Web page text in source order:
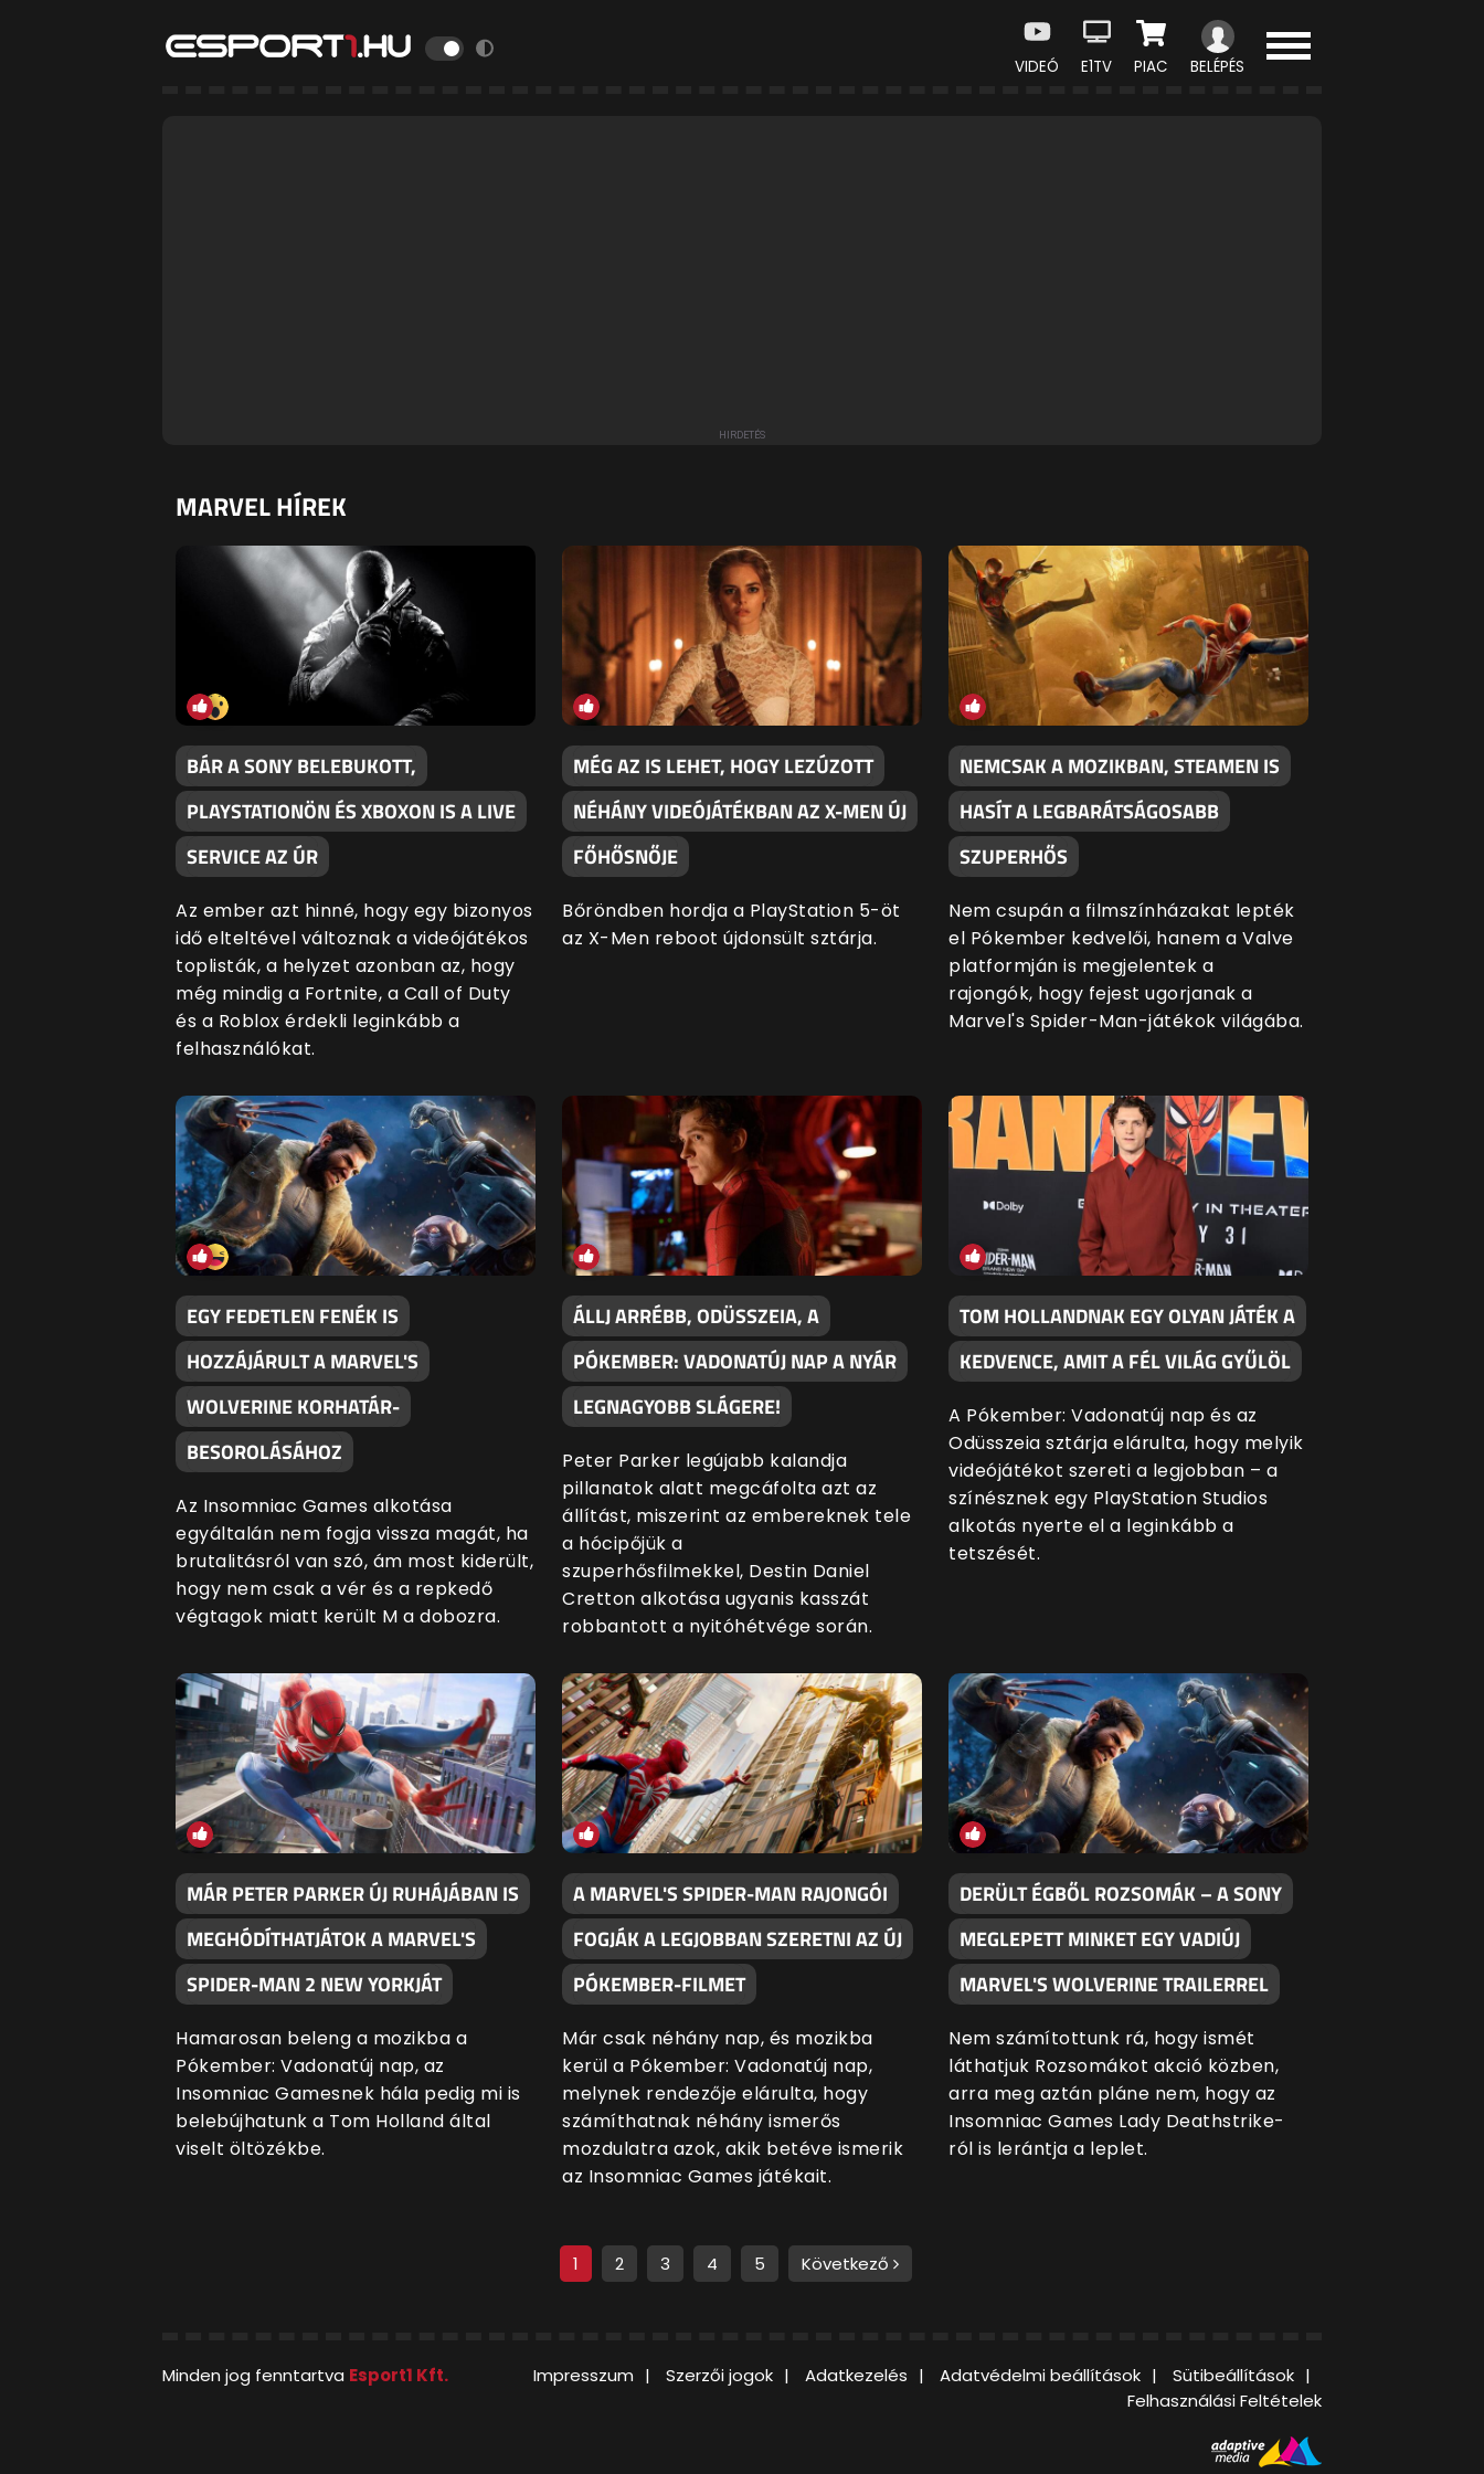
VIDEÓ E1TV PIAC BELÉPÉS
MARVEL HÍREK
BÁR A SONY BELEBUKOTT,
PLAYSTATIONÖN ÉS XBOXON IS A LIVE
SERVICE AZ ÚR
Az ember azt hinné, hogy egy bizonyos
idő elteltével változnak a videójátékos
toplisták, a helyzet azonban az, hogy
még mindig a Fortnite, a Call of Duty
és a Roblox érdekli leginkább a
felhasználókat.
MÉG AZ IS LEHET, HOGY LEZÚZOTT
NÉHÁNY VIDEÓJÁTÉKBAN AZ X-MEN ÚJ
FŐHŐSNŐJE
Bőröndben hordja a PlayStation 5-öt
az X-Men reboot újdonsült sztárja.
NEMCSAK A MOZIKBAN, STEAMEN IS
HASÍT A LEGBARÁTSÁGOSABB
SZUPERHŐS
Nem csupán a filmszínházakat lepték
el Pókember kedvelői, hanem a Valve
platformján is megjelentek a
rajongók, hogy fejest ugorjanak a
Marvel's Spider-Man-játékok világába.
EGY FEDETLEN FENÉK IS
HOZZÁJÁRULT A MARVEL'S
WOLVERINE KORHATÁR-
BESOROLÁSÁHOZ
Az Insomniac Games alkotása
egyáltalán nem fogja vissza magát, ha
brutalitásról van szó, ám most kiderült,
hogy nem csak a vér és a repkedő
végtagok miatt került M a dobozra.
ÁLLJ ARRÉBB, ODÜSSZEIA, A
PÓKEMBER: VADONATÚJ NAP A NYÁR
LEGNAGYOBB SLÁGERE!
Peter Parker legújabb kalandja
pillanatok alatt megcáfolta azt az
állítást, miszerint az embereknek tele
a hócipőjük a
szuperhősfilmekkel, Destin Daniel
Cretton alkotása ugyanis kasszát
robbantott a nyitóhétvége során.
TOM HOLLANDNAK EGY OLYAN JÁTÉK A
KEDVENCE, AMIT A FÉL VILÁG GYŰLÖL
A Pókember: Vadonatúj nap és az
Odüsszeia sztárja elárulta, hogy melyik
videójátékot szereti a legjobban – a
színésznek egy PlayStation Studios
alkotás nyerte el a leginkább a
tetszését.
MÁR PETER PARKER ÚJ RUHÁJÁBAN IS
MEGHÓDÍTHATJÁTOK A MARVEL'S
SPIDER-MAN 2 NEW YORKJÁT
Hamarosan beleng a mozikba a
Pókember: Vadonatúj nap, az
Insomniac Gamesnek hála pedig mi is
belebújhatunk a Tom Holland által
viselt öltözékbe.
A MARVEL'S SPIDER-MAN RAJONGÓI
FOGJÁK A LEGJOBBAN SZERETNI AZ ÚJ
PÓKEMBER-FILMET
Már csak néhány nap, és mozikba
kerül a Pókember: Vadonatúj nap,
melynek rendezője elárulta, hogy
számíthatnak néhány ismerős
mozdulatra azok, akik betéve ismerik
az Insomniac Games játékait.
DERÜLT ÉGBŐL ROZSOMÁK – A SONY
MEGLEPETT MINKET EGY VADIÚJ
MARVEL'S WOLVERINE TRAILERREL
Nem számítottunk rá, hogy ismét
láthatjuk Rozsomákot akció közben,
arra meg aztán pláne nem, hogy az
Insomniac Games Lady Deathstrike-
ról is lerántja a leplet.
1 2 3 4 5 Következő
Minden jog fenntartva Esport1 Kft. Impresszum Szerzői jogok Adatkezelés Adatvédelmi beállítások
Sütibeállítások
Felhasználási Feltételek